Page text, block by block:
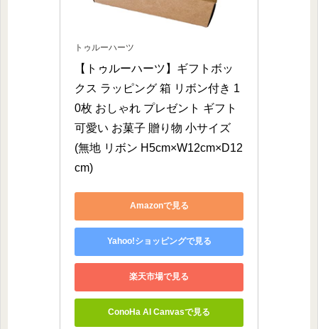
トゥルーハーツ
【トゥルーハーツ】ギフトボッ
クス ラッピング 箱 リボン付き 1
0枚 おしゃれ プレゼント ギフト
可愛い お菓子 贈り物 小サイズ
(無地 リボン H5cm×W12cm×D12
cm)
Amazonで見る
Yahoo!ショッピングで見る
楽天市場で見る
ConoHa AI Canvasで見る